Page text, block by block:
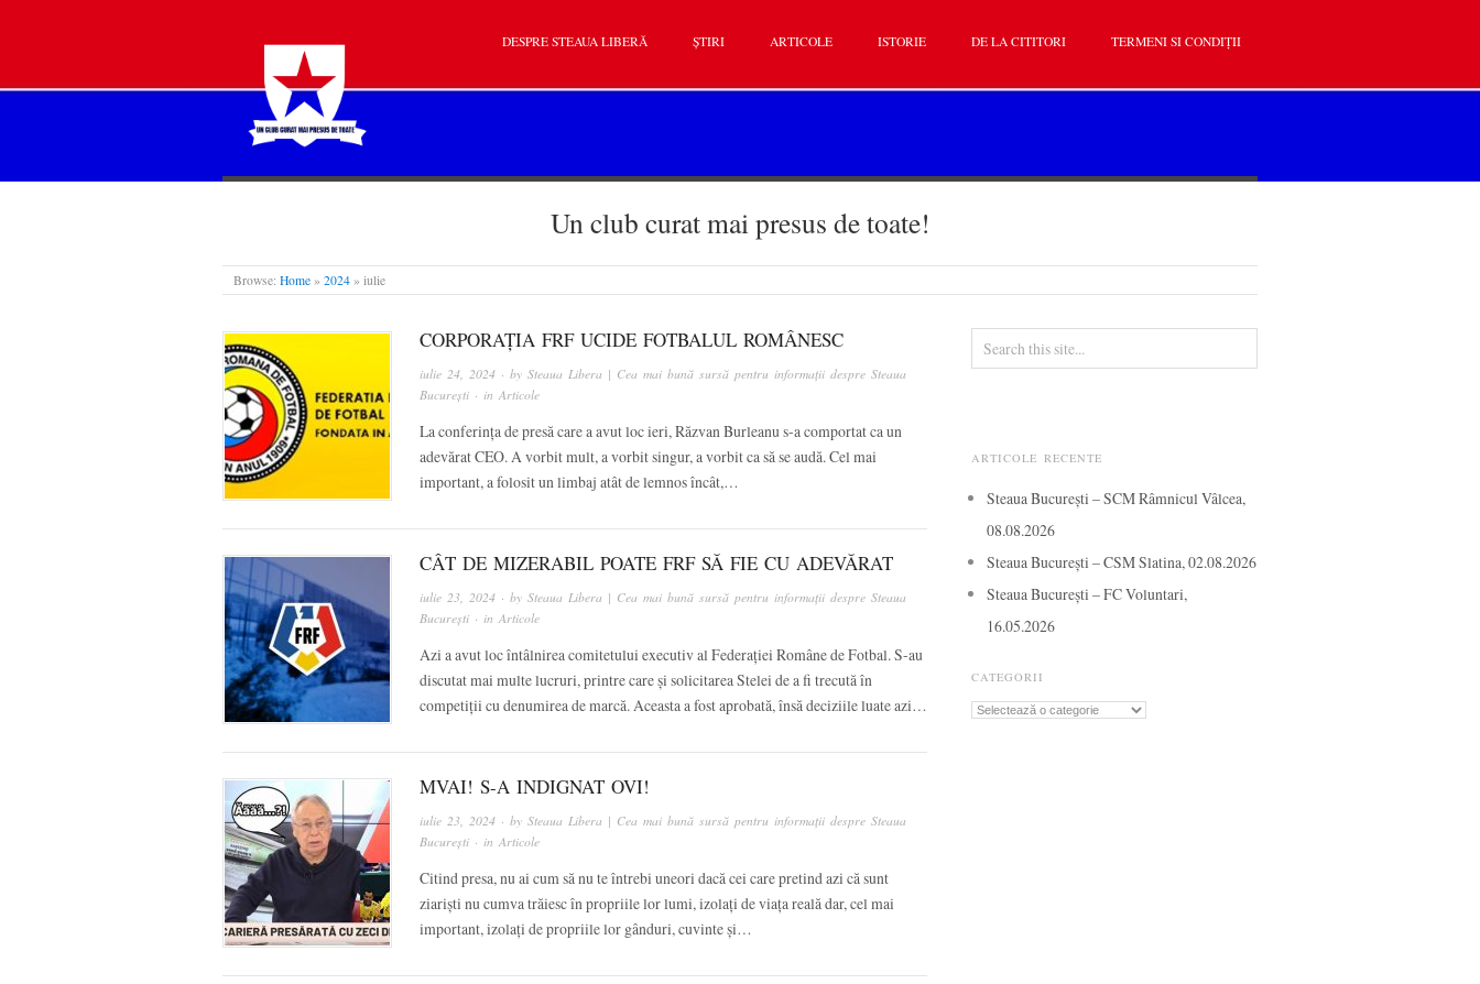
STEAUA LIBERĂ
DESPRE STEAUA LIBERĂ ȘTIRI ARTICOLE ISTORIE DE LA CITITORI TERMENI SI CONDIȚII
Un club curat mai presus de toate!
Browse: Home » 2024 » iulie
CORPORAȚIA FRF UCIDE FOTBALUL ROMÂNESC
iulie 24, 2024 · by Steaua Libera | Cea mai bună sursă pentru informații despre Steaua
București · in Articole
La conferința de presă care a avut loc ieri, Răzvan Burleanu s-a comportat ca un
adevărat CEO. A vorbit mult, a vorbit singur, a vorbit ca să se audă. Cel mai
important, a folosit un limbaj atât de lemnos încât,…
CÂT DE MIZERABIL POATE FRF SĂ FIE CU ADEVĂRAT
iulie 23, 2024 · by Steaua Libera | Cea mai bună sursă pentru informații despre Steaua
București · in Articole
Azi a avut loc întâlnirea comitetului executiv al Federației Române de Fotbal. S-au
discutat mai multe lucruri, printre care și solicitarea Stelei de a fi trecută în
competiții cu denumirea de marcă. Aceasta a fost aprobată, însă deciziile luate azi…
MVAI! S-A INDIGNAT OVI!
iulie 23, 2024 · by Steaua Libera | Cea mai bună sursă pentru informații despre Steaua
București · in Articole
Citind presa, nu ai cum să nu te întrebi uneori dacă cei care pretind azi că sunt
ziariști nu cumva trăiesc în propriile lor lumi, izolați de viața reală dar, cel mai
important, izolați de propriile lor gânduri, cuvinte și…
ARTICOLE RECENTE
Steaua București – SCM Râmnicul Vâlcea,
08.08.2026
Steaua București – CSM Slatina, 02.08.2026
Steaua București – FC Voluntari,
16.05.2026
CATEGORII
Categorii